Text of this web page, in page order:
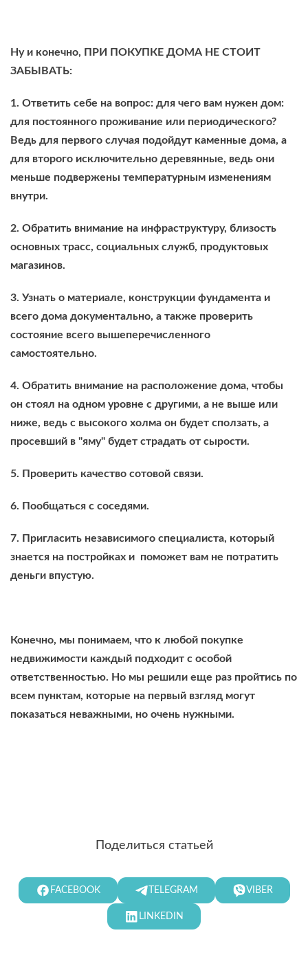
Ну и конечно, ПРИ ПОКУПКЕ ДОМА НЕ СТОИТ
ЗАБЫВАТЬ:
1. Ответить себе на вопрос: для чего вам нужен дом:
для постоянного проживание или периодического?
Ведь для первого случая подойдут каменные дома, а
для второго исключительно деревянные, ведь они
меньше подвержены температурным изменениям
внутри.
2. Обратить внимание на инфраструктуру, близость
основных трасс, социальных служб, продуктовых
магазинов.
3. Узнать о материале, конструкции фундамента и
всего дома документально, а также проверить
состояние всего вышеперечисленного
самостоятельно.
4. Обратить внимание на расположение дома, чтобы
он стоял на одном уровне с другими, а не выше или
ниже, ведь с высокого холма он будет сползать, а
просевший в "яму" будет страдать от сырости.
5. Проверить качество сотовой связи.
6. Пообщаться с соседями.
7. Пригласить независимого специалиста, который
знается на постройках и поможет вам не потратить
деньги впустую.
Конечно, мы понимаем, что к любой покупке
недвижимости каждый подходит с особой
ответственностью. Но мы решили еще раз пройтись по
всем пунктам, которые на первый взгляд могут
показаться неважными, но очень нужными.
Поделиться статьей
FACEBOOK TELEGRAM VIBER
LINKEDIN